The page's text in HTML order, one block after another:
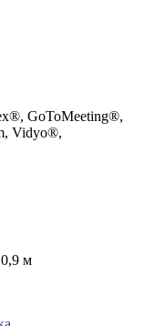
GoToMeeting®,
Vidyo®,
м